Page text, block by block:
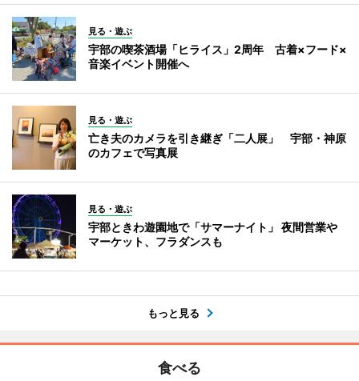
見る・遊ぶ
宇部の喫茶酒場「ヒライス」2周年 古着×フード×
音楽イベント開催へ
見る・遊ぶ
亡き夫のカメラを引き継ぎ「二人展」 宇部・神原
のカフェで写真展
見る・遊ぶ
宇部ときわ遊園地で「サマーナイト」 夜間営業や
マーケット、フラダンスも
もっと見る
食べる